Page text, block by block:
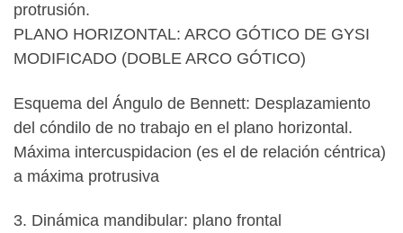
protrusión.
PLANO HORIZONTAL: ARCO GÓTICO DE GYSI
MODIFICADO (DOBLE ARCO GÓTICO)
Esquema del Ángulo de Bennett: Desplazamiento
del cóndilo de no trabajo en el plano horizontal.
Máxima intercuspidacion (es el de relación céntrica)
a máxima protrusiva
3. Dinámica mandibular: plano frontal